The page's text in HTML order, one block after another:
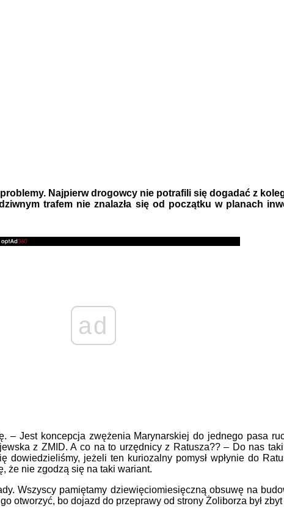
Najpierw drogowcy nie potrafili się dogadać z
trafem nie znalazła się od początku w planach
ad
– Jest koncepcja zwężenia Marynarskiej do jednego pasa
z ZMID. A co na to urzędnicy z Ratusza?? – Do nas
dowiedzieliśmy, jeżeli ten kuriozalny pomysł wpłynie do
że nie zgodzą się na taki wariant.
Wszyscy pamiętamy dziewięciomiesięczną obsuwę na
otworzyć, bo dojazd do przeprawy od strony Żoliborza był